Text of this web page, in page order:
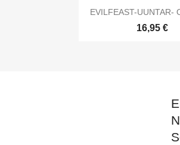

EVILFEAST-UUNTAR-
16,95 €